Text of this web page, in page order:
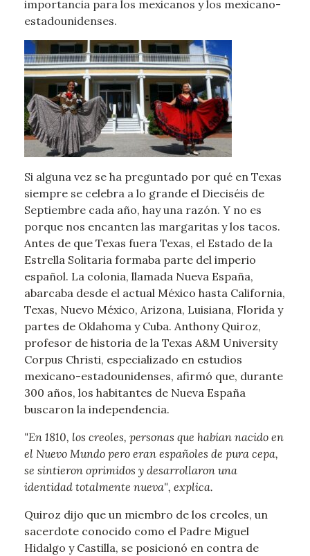
importancia para los mexicanos y los mexicano-
estadounidenses.
Si alguna vez se ha preguntado por qué en Texas
siempre se celebra a lo grande el Dieciséis de
Septiembre cada año, hay una razón. Y no es
porque nos encanten las margaritas y los tacos.
Antes de que Texas fuera Texas, el Estado de la
Estrella Solitaria formaba parte del imperio
español. La colonia, llamada Nueva España,
abarcaba desde el actual México hasta California,
Texas, Nuevo México, Arizona, Luisiana, Florida y
partes de Oklahoma y Cuba. Anthony Quiroz,
profesor de historia de la Texas A&M University
Corpus Christi, especializado en estudios
mexicano-estadounidenses, afirmó que, durante
300 años, los habitantes de Nueva España
buscaron la independencia.
"En 1810, los creoles, personas que habían nacido en
el Nuevo Mundo pero eran españoles de pura cepa,
se sintieron oprimidos y desarrollaron una
identidad totalmente nueva", explica.
Quiroz dijo que un miembro de los creoles, un
sacerdote conocido como el Padre Miguel
Hidalgo y Castilla, se posicionó en contra de